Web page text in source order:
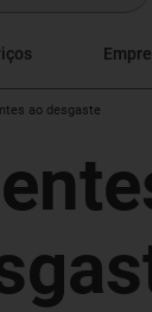
ao desgaste